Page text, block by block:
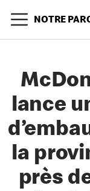
NOTRE
lance
la
près